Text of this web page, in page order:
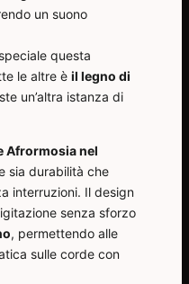
un suono
questa
le altre è il legno di
un’altra istanza di
Afrormosia nel
sia durabilità che
interruzioni. Il design
senza sforzo
, permettendo alle
sulle corde con